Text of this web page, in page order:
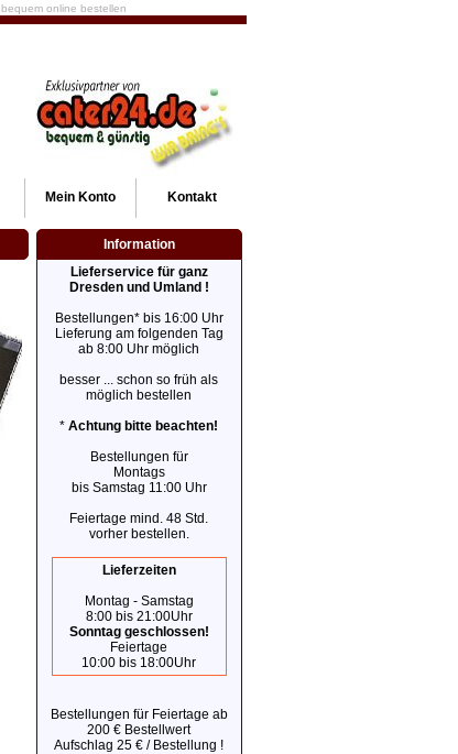
online bestellen
Kontakt
Mein Konto
Information
Lieferservice für ganz
Dresden und Umland !
Bestellungen* bis 16:00 Uhr
Lieferung am folgenden Tag
ab 8:00 Uhr möglich
besser ... schon so früh als
möglich bestellen
*Achtung bitte beachten!
Bestellungen für
Montags
bis Samstag 11:00 Uhr
Feiertage mind. 48 Std.
vorher bestellen.
Lieferzeiten
Montag - Samstag
8:00 bis 21:00Uhr
Sonntag geschlossen!
Feiertage
10:00 bis 18:00Uhr
Bestellungen für Feiertage ab
200 € Bestellwert
Aufschlag 25 € / Bestellung !